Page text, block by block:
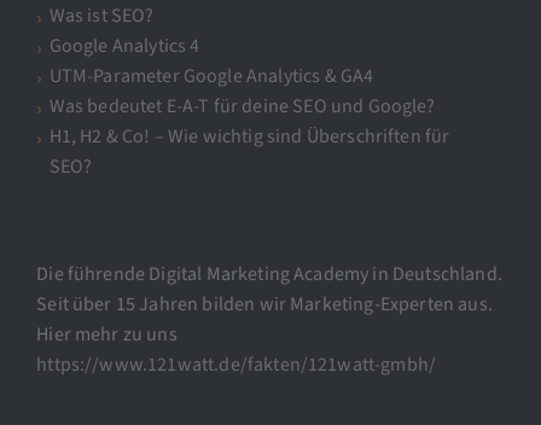
Was ist SEO?
Google Analytics 4
UTM-Parameter Google Analytics & GA4
Was bedeutet E-A-T für deine SEO und Google?
H1, H2 & Co! – Wie wichtig sind Überschriften für
SEO?
Die führende Digital Marketing Academy in Deutschland.
Seit über 15 Jahren bilden wir Marketing-Experten aus.
Hier mehr zu uns
https://www.121watt.de/fakten/121watt-gmbh/